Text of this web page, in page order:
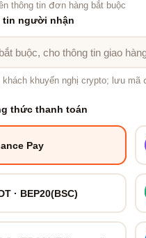
thông tin đơn hàng bắt buộc
tin người nhận
khách khuyến nghị crypto; lưu
thức thanh toán
Pay
· BEP20(BSC)